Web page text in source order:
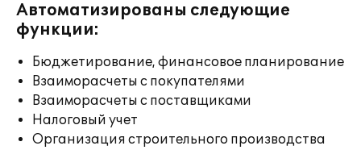
Автоматизированы следующие
функции:
Бюджетирование, финансовое планирование
Взаиморасчеты с покупателями
Взаиморасчеты с поставщиками
Налоговый учет
Организация строительного производства